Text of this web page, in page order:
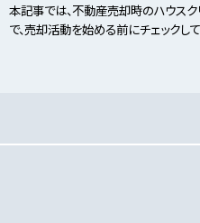
本記事では、不動産売却時のハウスク
で、売却活動を始める前にチェックして